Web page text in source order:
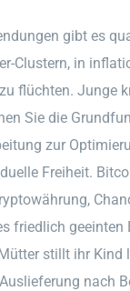
gibt es
Clustern, in
flüchten. Junge
Sie die
zur
Freiheit.
friedlich geeinten
stillt ihr Kind
nach